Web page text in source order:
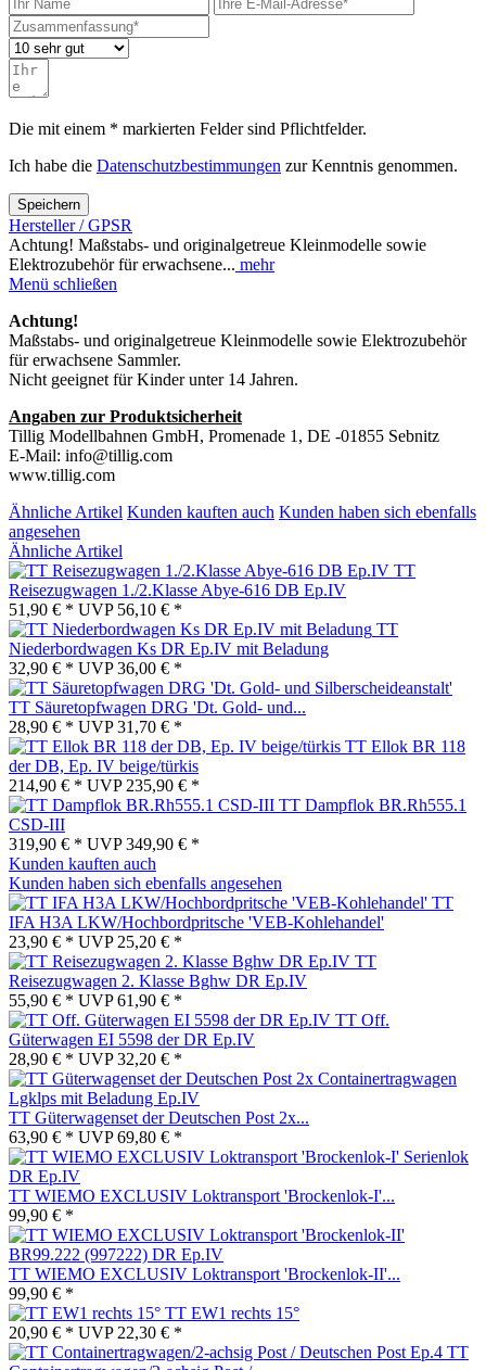
Die mit einem * markierten Felder sind Pflichtfelder.
Ich habe die Datenschutzbestimmungen zur Kenntnis genommen.
Speichern
Hersteller / GPSR
Achtung! Maßstabs- und originalgetreue Kleinmodelle sowie
Elektrozubehör für erwachsene... mehr
Menü schließen
Achtung!
Maßstabs- und originalgetreue Kleinmodelle sowie Elektrozubehör
für erwachsene Sammler.
Nicht geeignet für Kinder unter 14 Jahren.
Angaben zur Produktsicherheit
Tillig Modellbahnen GmbH, Promenade 1, DE -01855 Sebnitz
E-Mail: info@tillig.com
www.tillig.com
Ähnliche Artikel Kunden kauften auch Kunden haben sich ebenfalls
angesehen
Ähnliche Artikel
TT
Reisezugwagen 1./2.Klasse Abye-616 DB Ep.IV
51,90 € * UVP 56,10 € *
TT
Niederbordwagen Ks DR Ep.IV mit Beladung
32,90 € * UVP36,00 € *
TT Säuretopfwagen DRG 'Dt. Gold- und...
28,90 € * UVP31,70 € *
TT Ellok BR 118
der DB, Ep. IV beige/türkis
214,90 € * UVP 235,90 € *
TT Dampflok BR.Rh555.1
CSD-III
319,90 € * UVP349,90 € *
Kunden kauften auch
Kunden haben sich ebenfalls angesehen
TT
IFA H3A LKW/Hochbordpritsche 'VEB-Kohlehandel'
23,90 € * UVP 25,20 € *
TT
Reisezugwagen 2. Klasse Bghw DR Ep.IV
55,90 € * UVP61,90 € *
TT Off.
Güterwagen EI 5598 der DR Ep.IV
28,90 € * UVP32,20 € *
TT Güterwagenset der Deutschen Post 2x...
63,90 € * UVP69,80 € *
TT WIEMO EXCLUSIV Loktransport 'Brockenlok-I'...
99,90 € *
TT WIEMO EXCLUSIV Loktransport 'Brockenlok-II'...
99,90 € *
TT EW1 rechts 15°
20,90 € * UVP 22,30 € *
TT